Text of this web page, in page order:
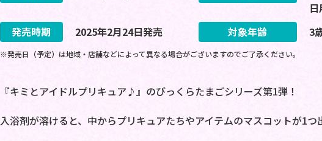
発売時期
2025年2月24日発売 対象年齢 3
※発売日（予定）は地域・店舗などによって異なる場合がございますのでご了承ください。
『キミとアイドルプリキュア♪』のびっくらたまごシリーズ第1弾！
入浴剤が溶けると、中からプリキュアたちやアイテムのマスコットが1